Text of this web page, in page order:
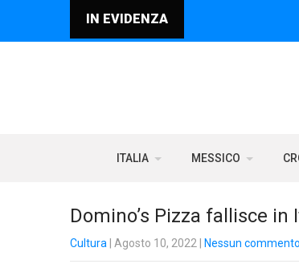
IN EVIDENZA
ITALIA MESSICO
Domino’s Pizza fallisce
Cultura | Agosto 10, 2022 Nessun commento